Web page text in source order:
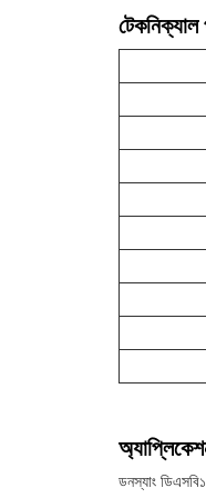
টেকনিক্যাল
ডনস্যাং